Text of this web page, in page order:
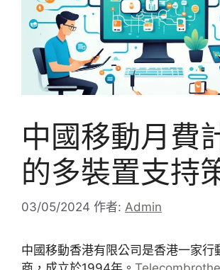
中國移動月費
的多裝置支持
03/05/2024 作者: Admin
中國移動香港有限公司是香港一家行